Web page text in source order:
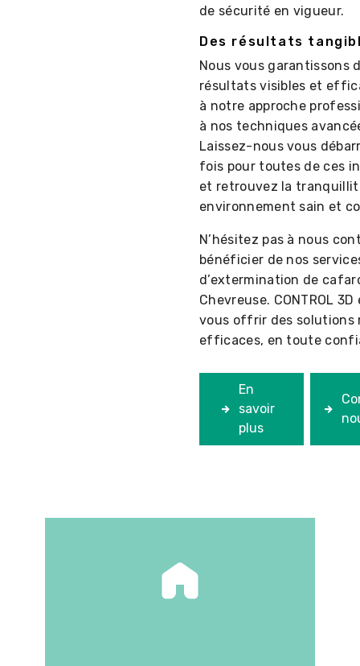
de sécurité en vigueur.
Des résultats
Nous vous garantissons
résultats visibles et
à notre approche
à nos techniques
Laissez-nous vous
fois pour toutes de ces
et retrouvez la
environnement sain et
N’hésitez pas à nous
bénéficier de nos
d’extermination de
Chevreuse. CONTROL
vous offrir des solutions
efficaces, en toute
En
savoir
plus